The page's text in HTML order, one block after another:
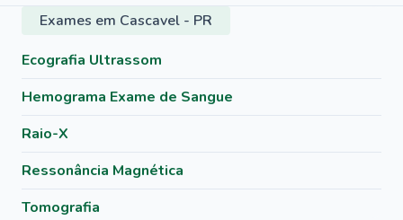
Exames em Cascavel - PR
Ecografia Ultrassom
Hemograma Exame de Sangue
Raio-X
Ressonância Magnética
Tomografia